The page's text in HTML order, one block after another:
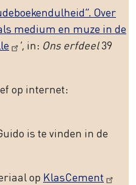
Over
medium en muze in de
’, in: Ons erfdeel39
op internet:
is te vinden in de
op KlasCement